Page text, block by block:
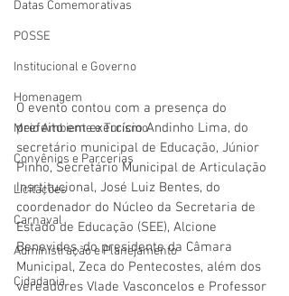
Datas Comemorativas
POSSE
Institucional e Governo
Homenagem
Meio Ambiente e Turismo
Convênios e Parcerias
Licitações
Carnaval
Administração e Planejamento
Cidadania
O evento contou com a presença do
prefeito em exercício Andinho Lima, do
secretário municipal de Educação, Júnior
Pinho, Secretário Municipal de Articulação
Insrtitucional, José Luiz Bentes, do
coordenador do Núcleo da Secretaria de
Estado de Educação (SEE), Alcione
Benevides, do presidente da Câmara
Municipal, Zeca do Pentecostes, além dos
vereadores Vlade Vasconcelos e Professor